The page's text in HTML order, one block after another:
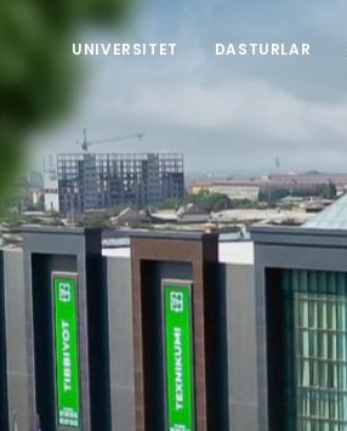
UNIVERSITET DASTURLAR